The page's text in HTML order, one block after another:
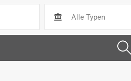
Alle Typen